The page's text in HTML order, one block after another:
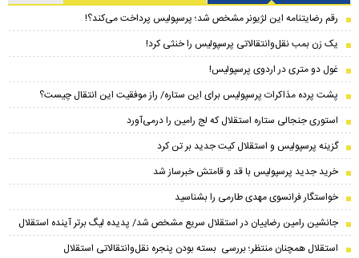
رقم رضایتنامه این لژیونر مشخص شد؛ پرسپولیس پرداخت می‌کند؟!
یک زن بمب نقل‌وانتقالاتی پرسپولیس را خنثی کرد!
غول دو متری در اردوی پرسپولیس!
پشت پرده مذاکرات پرسپولیس برای این ستاره/ راز موفقیت این انتقال چیست؟
استوری جنجالی ستاره استقلال که لج رامین را درمی‌آورد
گزینه پرسپولیس و استقلال کیت جدید بر تن کرد
خرید جدید پرسپولیس با قد و قامتش خبرساز شد
خواستگار فرانسوی مهدی طارمی را بشناسید
جانشین رامین رضاییان در استقلال سریع مشخص شد/ پدیده لیگ برتر آینده استقلال
استقلال همچنان منتظر؛ بررسی بسته بودن پنجره نقل‌وانتقالاتی استقلال